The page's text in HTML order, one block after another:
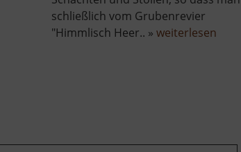
schließlich vom Grubenrevier
"Himmlisch Heer.. » weiterlesenüber